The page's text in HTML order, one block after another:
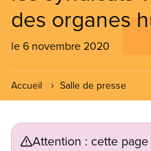
des organes
le 6 novembre 2020
Accueil Salle de presse
Attention : cette